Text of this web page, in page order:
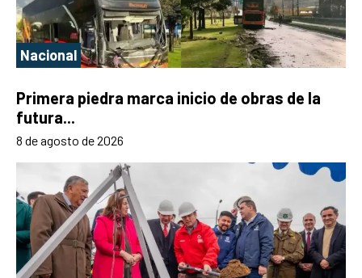
Nacional
Primera piedra marca inicio de obras de la
futura...
8 de agosto de 2026